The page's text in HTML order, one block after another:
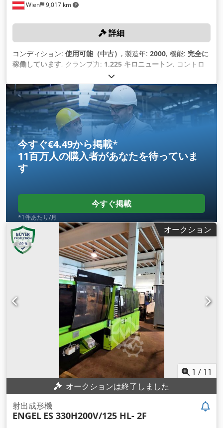
Wien 9,017 km
詳細
コンディション: 使用可能（中古） , 製造年: 2000, 機能: 完全に
稼働しています, クランプ力: 1,225 キロニュートン, コントロ
今すぐ€4.49から掲載*
11百万人の購入者があなたを待っていま
す
今すぐ掲載
*1件あたり/月
オークション
1 / 11
オークションは終了しました
射出成形機
ENGEL ES 330H200V/125 HL- 2F